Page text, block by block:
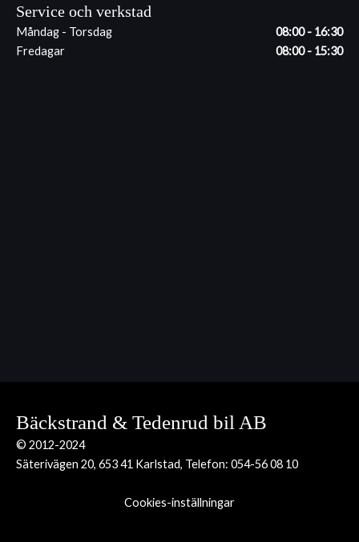
Service och verkstad
Måndag - Torsdag
08:00 - 16:30
Fredagar
08:00 - 15:30
Bäckstrand & Tedenrud bil AB
© 2012-2024
Säterivägen 20, 653 41 Karlstad, Telefon: 054-56 08 10
Cookies-inställningar